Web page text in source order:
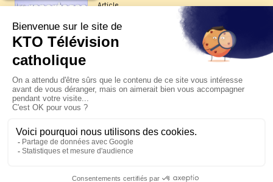
Article
Les reportages d'été 2026 de KTO
La visite pastorale du pape Léon
XIV à Assise à suivre sur KTO le
jeudi 6 août
Le pape en Uruguay, Argentine et
Pérou du 6 au 17 novembre 2026